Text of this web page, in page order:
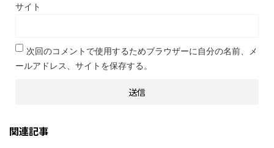
サイト
次回のコメントで使用するためブラウザーに自分の名前、メ
ールアドレス、サイトを保存する。
関連記事